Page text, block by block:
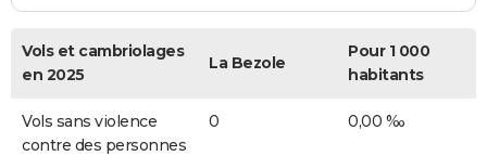
Vols et cambriolages
en 2025
La Bezole
Pour 1 000
habitants
Vols sans violence
contre des personnes
0 0,00 ‰